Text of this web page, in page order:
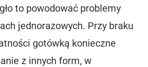
to powodować problemy
jednorazowych. Przy braku
gotówką konieczne
z innych form, w